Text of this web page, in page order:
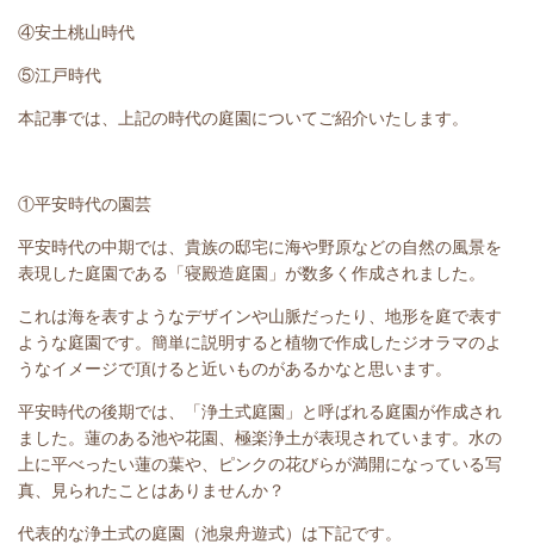
④安土桃山時代
⑤江戸時代
本記事では、上記の時代の庭園についてご紹介いたします。
①平安時代の園芸
平安時代の中期では、貴族の邸宅に海や野原などの自然の風景を
表現した庭園である「寝殿造庭園」が数多く作成されました。
これは海を表すようなデザインや山脈だったり、地形を庭で表す
ような庭園です。簡単に説明すると植物で作成したジオラマのよ
うなイメージで頂けると近いものがあるかなと思います。
平安時代の後期では、「浄土式庭園」と呼ばれる庭園が作成され
ました。蓮のある池や花園、極楽浄土が表現されています。水の
上に平べったい蓮の葉や、ピンクの花びらが満開になっている写
真、見られたことはありませんか？
代表的な浄土式の庭園（池泉舟遊式）は下記です。